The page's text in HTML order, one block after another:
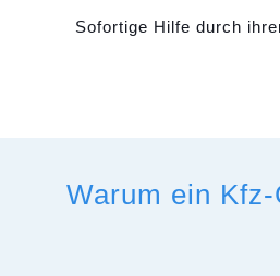
Sofortige Hilfe durch
Warum ein